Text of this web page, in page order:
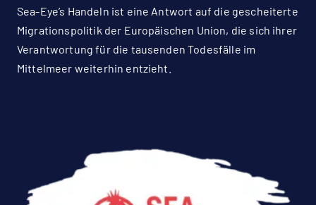
Sea-Eye’s Handeln ist eine Antwort auf die gescheiterte
Migrationspolitik der Europäischen Union, die sich ihrer
Verantwortung für die tausenden Todesfälle im
Mittelmeer weiterhin entzieht.